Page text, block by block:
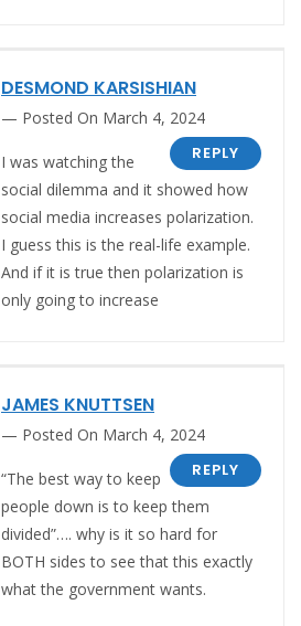
DESMOND KARSISHIAN
Posted On March 4, 2024
REPLY
I was watching the
social dilemma and it showed how
social media increases polarization.
I guess this is the real-life example.
And if it is true then polarization is
only going to increase
JAMES KNUTTSEN
Posted On March 4, 2024
REPLY
“The best way to keep
people down is to keep them
divided”…. why is it so hard for
BOTH sides to see that this exactly
what the government wants.